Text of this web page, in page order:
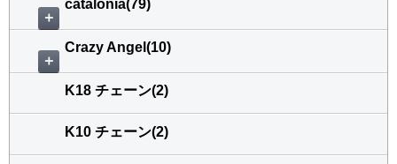
＋
catalonia(79)
＋
Crazy Angel(10)
K18 チェーン(2)
K10 チェーン(2)